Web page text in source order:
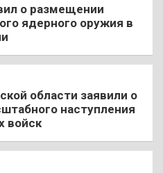
о размещении
ядерного оружия в
области заявили о
наступления
войск